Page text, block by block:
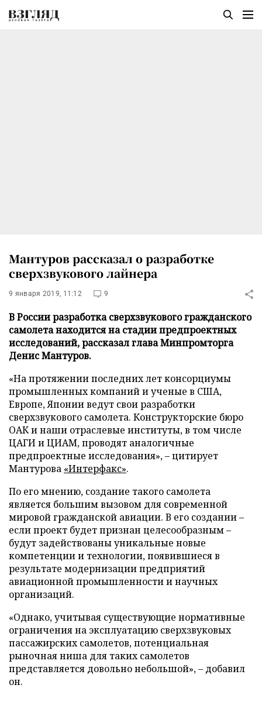
Мантуров рассказал о разработке
сверхзвукового лайнера
9 января 2019, 11:12 9
В России разработка сверхзвукового гражданского
самолета находится на стадии предпроектных
исследований, рассказал глава Минпромторга
Денис Мантуров.
«На протяжении последних лет консорциумы
промышленных компаний и ученые в США,
Европе, Японии ведут свои разработки
сверхзвукового самолета. Конструкторские бюро
ОАК и наши отраслевые институты, в том числе
ЦАГИ и ЦИАМ, проводят аналогичные
предпроектные исследования», – цитирует
Мантурова «Интерфакс».
По его мнению, создание такого самолета
является большим вызовом для современной
мировой гражданской авиации. В его создании –
если проект будет признан целесообразным –
будут задействованы уникальные новые
компетенции и технологии, появившиеся в
результате модернизации предприятий
авиационной промышленности и научных
организаций.
«Однако, учитывая существующие нормативные
ограничения на эксплуатацию сверхзвуковых
пассажирских самолетов, потенциальная
рыночная ниша для таких самолетов
представляется довольно небольшой», – добавил
он.